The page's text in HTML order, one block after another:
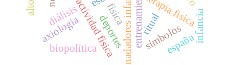
terapia fisica
deportesnadadores infantiles símbolos
ritual
diálisis
axiologia españa
física
biopolítica
infancia